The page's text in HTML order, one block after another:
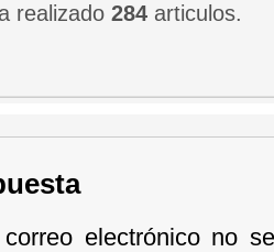
realizado 284 articulos.
electrónico no